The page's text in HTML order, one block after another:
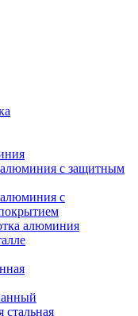
с защитным
с
алюминия
стальная